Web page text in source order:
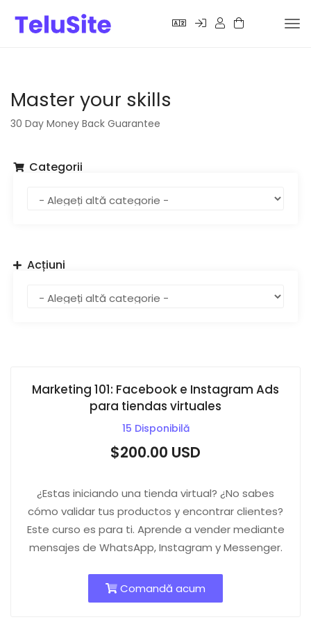
Master your skills
30 Day Money Back Guarantee
Categorii
Acțiuni
Marketing 101: Facebook e Instagram Ads
para tiendas virtuales
15 Disponibilă
$200.00 USD
¿Estas iniciando una tienda virtual? ¿No sabes
cómo validar tus productos y encontrar clientes?
Este curso es para ti. Aprende a vender mediante
mensajes de WhatsApp, Instagram y Messenger.
Comandă acum